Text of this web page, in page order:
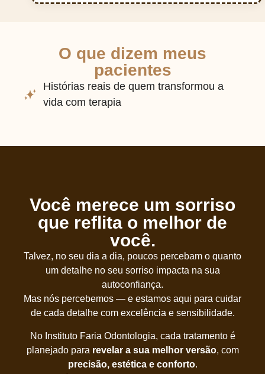
O que dizem meus
pacientes
Histórias reais de quem transformou a
vida com terapia
Você merece um sorriso
que reflita o melhor de
você.
Talvez, no seu dia a dia, poucos percebam o quanto
um detalhe no seu sorriso impacta na sua
autoconfiança.
Mas nós percebemos — e estamos aqui para cuidar
de cada detalhe com excelência e sensibilidade.
No Instituto Faria Odontologia, cada tratamento é
planejado para revelar a sua melhor versão, com
precisão, estética e conforto.